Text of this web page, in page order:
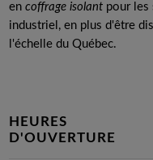
encoffrage isolant pour les
industriel, en plus d'être
l'échelle du Québec.
HEURES
D'OUVERTURE